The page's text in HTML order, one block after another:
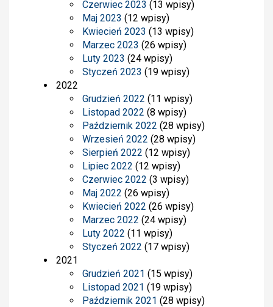
Czerwiec 2023 (13 wpisy)
Maj 2023 (12 wpisy)
Kwiecień 2023 (13 wpisy)
Marzec 2023 (26 wpisy)
Luty 2023 (24 wpisy)
Styczeń 2023 (19 wpisy)
2022
Grudzień 2022 (11 wpisy)
Listopad 2022 (8 wpisy)
Październik 2022 (28 wpisy)
Wrzesień 2022 (28 wpisy)
Sierpień 2022 (12 wpisy)
Lipiec 2022 (12 wpisy)
Czerwiec 2022 (3 wpisy)
Maj 2022 (26 wpisy)
Kwiecień 2022 (26 wpisy)
Marzec 2022 (24 wpisy)
Luty 2022 (11 wpisy)
Styczeń 2022 (17 wpisy)
2021
Grudzień 2021 (15 wpisy)
Listopad 2021 (19 wpisy)
Październik 2021 (28 wpisy)